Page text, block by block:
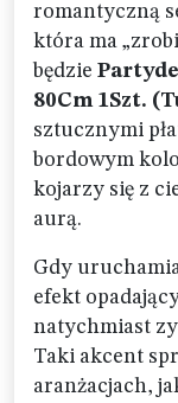
romantyczną
która ma
będzie
80Cm 1Szt.
sztucznymi
bordowym
kojarzy się z
aurą.
Gdy
efekt
natychmiast
Taki akcent
aranżacjach,